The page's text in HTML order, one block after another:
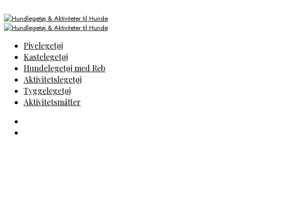
Pivelegetøj
Kastelegetøj
Hundelegetøj med Reb
Aktivitetslegetøj
Tyggelegetøj
Aktivitetsmåtter